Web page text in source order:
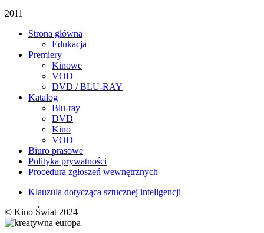
2011
Strona główna
Edukacja
Premiery
Kinowe
VOD
DVD / BLU-RAY
Katalog
Blu-ray
DVD
Kino
VOD
Biuro prasowe
Polityka prywatności
Procedura zgłoszeń wewnętrznych
Klauzula dotycząca sztucznej inteligencji
© Kino Świat 2024